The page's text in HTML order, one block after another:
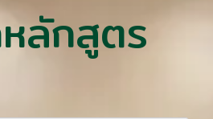
ลักสูตร